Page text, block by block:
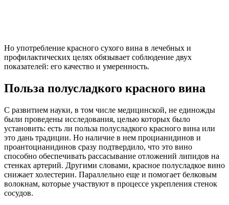
Но употребление красного сухого вина в лечебных и
профилактических целях обязывает соблюдение двух
показателей: его качество и умеренность.
Польза полусладкого красного вина
С развитием науки, в том числе медицинской, не единожды
были проведены исследования, целью которых было
установить: есть ли польза полусладкого красного вина или
это дань традиции. Но наличие в нем процианидинов и
проантоцианидинов сразу подтвердило, что это вино
способно обеспечивать рассасывание отложений липидов на
стенках артерий. Другими словами, красное полусладкое вино
снижает холестерин. Параллельно еще и помогает белковым
волокнам, которые участвуют в процессе укрепления стенок
сосудов.